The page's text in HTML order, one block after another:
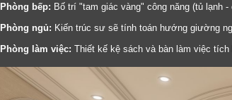
Phòng bếp: Bố trí "tam giác vàng" công năng (tủ lạnh
Phòng ngủ: Kiến trúc sư sẽ tính toán hướng giường
Phòng làm việc: Thiết kế kệ sách và bàn làm việc tích